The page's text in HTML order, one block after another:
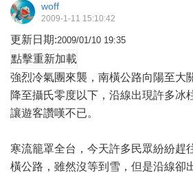
woff
2009-1-11 15:10:42
更新日期:2009/01/10 19:35
點擊重新加載
強烈冷氣團來襲，南橫公路向陽至大
降至攝氏零度以下，沿線出現許多冰
讓遊客讚嘆不已。
寒流籠罩全台，今天許多民眾紛紛趕
橫公路，雖然沒等到雪，但是沿線卻